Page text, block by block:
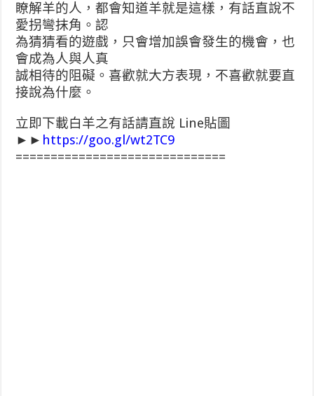
瞭解羊的人，都會知道羊就是這樣，有話直說不
愛拐彎抹角。認
為猜猜看的遊戲，只會增加誤會發生的機會，也
會成為人與人真
誠相待的阻礙。喜歡就大方表現，不喜歡就要直
接說為什麼。
立即下載白羊之有話請直說 Line貼圖
►► https://goo.gl/wt2TC9
==============================